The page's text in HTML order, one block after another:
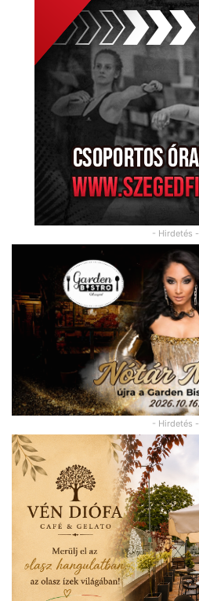
- Hirdetés -
- Hirdetés -